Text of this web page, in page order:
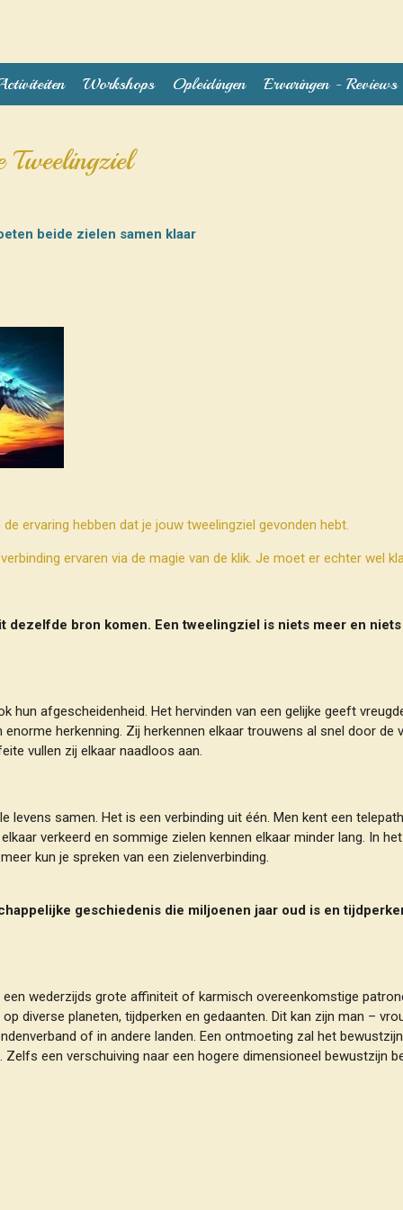
Workshops Opleidingen Ervaringen - Reviews
beide zielen samen klaar
ervaring hebben dat je jouw tweelingziel gevonden hebt.
ervaren via de magie van de klik. Je moet er echter wel
dezelfde bron komen. Een tweelingziel is niets meer en
hun afgescheidenheid. Het hervinden van een gelijke geeft
herkenning. Zij herkennen elkaar trouwens al snel door de
vullen zij elkaar naadloos aan.
levens samen. Het is een verbinding uit één. Men kent een
verkeerd en sommige zielen kennen elkaar minder lang. In
kun je spreken van een zielenverbinding.
geschiedenis die miljoenen jaar oud is en
wederzijds grote affiniteit of karmisch overeenkomstige
diverse planeten, tijdperken en gedaanten. Dit kan zijn man –
of in andere landen. Een ontmoeting zal het
een verschuiving naar een hogere dimensioneel bewustzijn